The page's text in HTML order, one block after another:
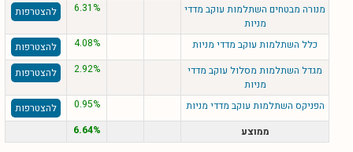
מנורה מבטחים השתלמות עוקב מדדי
מניות
6.31% להצטרפות
כלל השתלמות עוקב מדדי מניות 4.08%
להצטרפות
מגדל השתלמות מסלול עוקב מדדי
מניות
2.92% להצטרפות
הפניקס השתלמות עוקב מדדי מניות 0.95%
להצטרפות
ממוצע
6.64%